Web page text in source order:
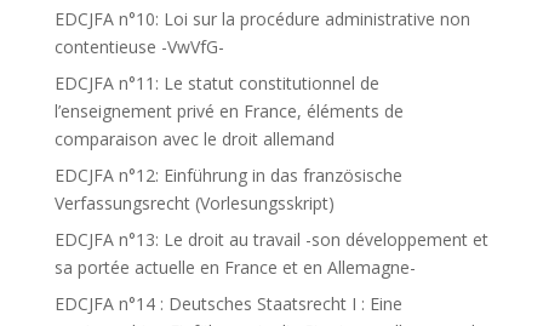
EDCJFA n°10: Loi sur la procédure administrative non
contentieuse -VwVfG-
EDCJFA n°11: Le statut constitutionnel de
l’enseignement privé en France, éléments de
comparaison avec le droit allemand
EDCJFA n°12: Einführung in das französische
Verfassungsrecht (Vorlesungsskript)
EDCJFA n°13: Le droit au travail -son développement et
sa portée actuelle en France et en Allemagne-
EDCJFA n°14 : Deutsches Staatsrecht I : Eine